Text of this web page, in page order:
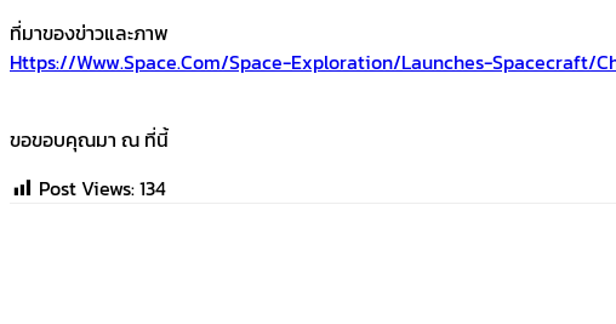
ที่มาของข่าวและภาพ
Https://www.space.com/space-Exploration/launches-Spacecraft/
ขอขอบคุณมา ณ ที่นี้
Post Views:134